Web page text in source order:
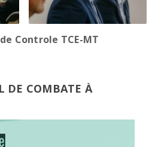
Controle TCE-MT
DE COMBATE À